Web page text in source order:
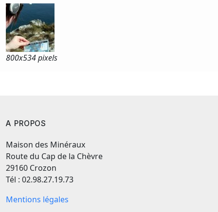
800x534 pixels
A PROPOS
Maison des Minéraux
Route du Cap de la Chèvre
29160 Crozon
Tél : 02.98.27.19.73
Mentions légales